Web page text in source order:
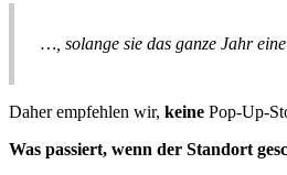
…, solange sie das ganze Jahr
Daher empfehlen wir, keine Pop-Up-
Was passiert, wenn der Standort